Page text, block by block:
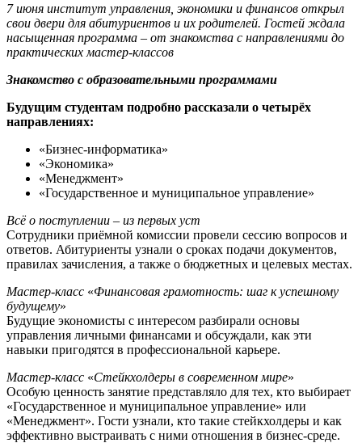
7 июня институт управления, экономики и финансов открыл
свои двери для абитуриентов и их родителей. Гостей ждала
насыщенная программа – от знакомства с направлениями до
практических мастер-классов
Знакомство с образовательными программами
Будущим студентам подробно рассказали о четырёх
направлениях:
«Бизнес-информатика»
«Экономика»
«Менеджмент»
«Государственное и муниципальное управление»
Всё о поступлении – из первых уст
Сотрудники приёмной комиссии провели сессию вопросов и
ответов. Абитуриенты узнали о сроках подачи документов,
правилах зачисления, а также о бюджетных и целевых местах.
Мастер-класс «Финансовая грамотность: шаг к успешному
будущему»
Будущие экономисты с интересом разбирали основы
управления личными финансами и обсуждали, как эти
навыки пригодятся в профессиональной карьере.
Мастер-класс «Стейкхолдеры в современном мире»
Особую ценность занятие представляло для тех, кто выбирает
«Государственное и муниципальное управление» или
«Менеджмент». Гости узнали, кто такие стейкхолдеры и как
эффективно выстраивать с ними отношения в бизнес-среде.